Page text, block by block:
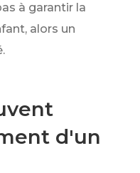
à garantir la
alors un
d'un